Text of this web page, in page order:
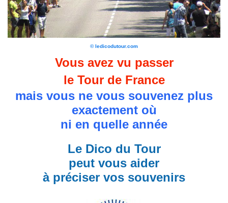
© ledicodutour.com
Vous avez vu passer
le Tour de France
mais vous ne vous souvenez plus
exactement où
ni en quelle année
Le Dico du Tour
peut vous aider
à préciser vos souvenirs